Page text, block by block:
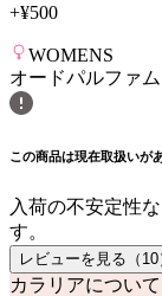
+¥500
WOMENS
オードパルファム
この商品は現在取扱いが
入荷の不安定性
す。
レビューを見る（ 10
カラリアについて